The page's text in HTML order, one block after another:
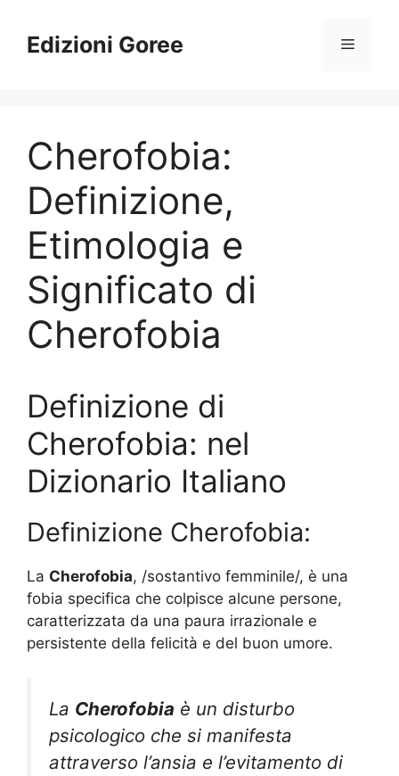
contenuto
Edizioni Goree Menu
Cherofobia:
Definizione,
Etimologia e
Significato di
Cherofobia
Definizione di
Cherofobia: nel
Dizionario Italiano
Definizione Cherofobia:
La Cherofobia, /sostantivo femminile/, è una
fobia specifica che colpisce alcune persone,
caratterizzata da una paura irrazionale e
persistente della felicità e del buon umore.
La Cherofobia è un disturbo
psicologico che si manifesta
attraverso l’ansia e l’evitamento di